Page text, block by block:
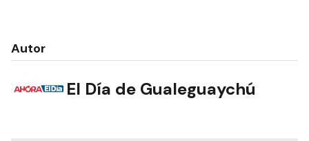
Autor
El Día de Gualeguaychú